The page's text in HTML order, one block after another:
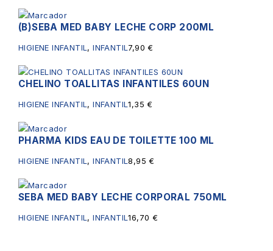
(B)SEBA MED BABY LECHE CORP 200ML
HIGIENE INFANTIL ,INFANTIL 7,90€
CHELINO TOALLITAS INFANTILES 60UN
HIGIENE INFANTIL ,INFANTIL1,35€
PHARMA KIDS EAU DE TOILETTE 100 ML
HIGIENE INFANTIL ,INFANTIL8,95€
SEBA MED BABY LECHE CORPORAL 750ML
HIGIENE INFANTIL ,INFANTIL16,70 €